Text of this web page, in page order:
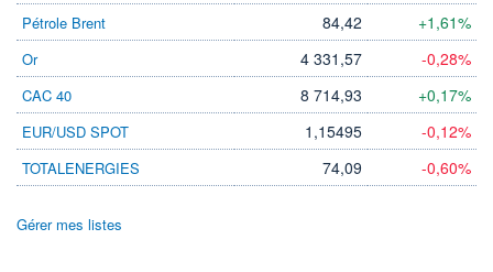
Pétrole Brent 84,42 +1,61%
Or 4 331,57 -0,28%
CAC 40 8 714,93 +0,17%
EUR/USD SPOT 1,15495 -0,12%
TOTALENERGIES 74,09 -0,60%
Gérer mes listes